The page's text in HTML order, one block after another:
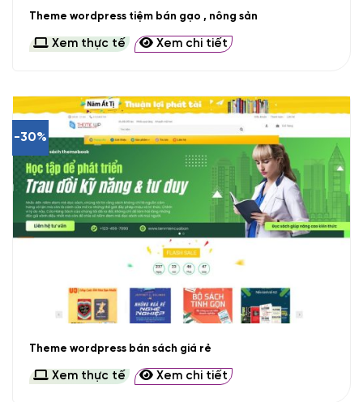
Theme wordpress tiệm bán gạo , nông sản
Xem thực tế Xem chi tiết
-30%
Theme wordpress bán sách giá rẻ
Xem thực tế Xem chi tiết